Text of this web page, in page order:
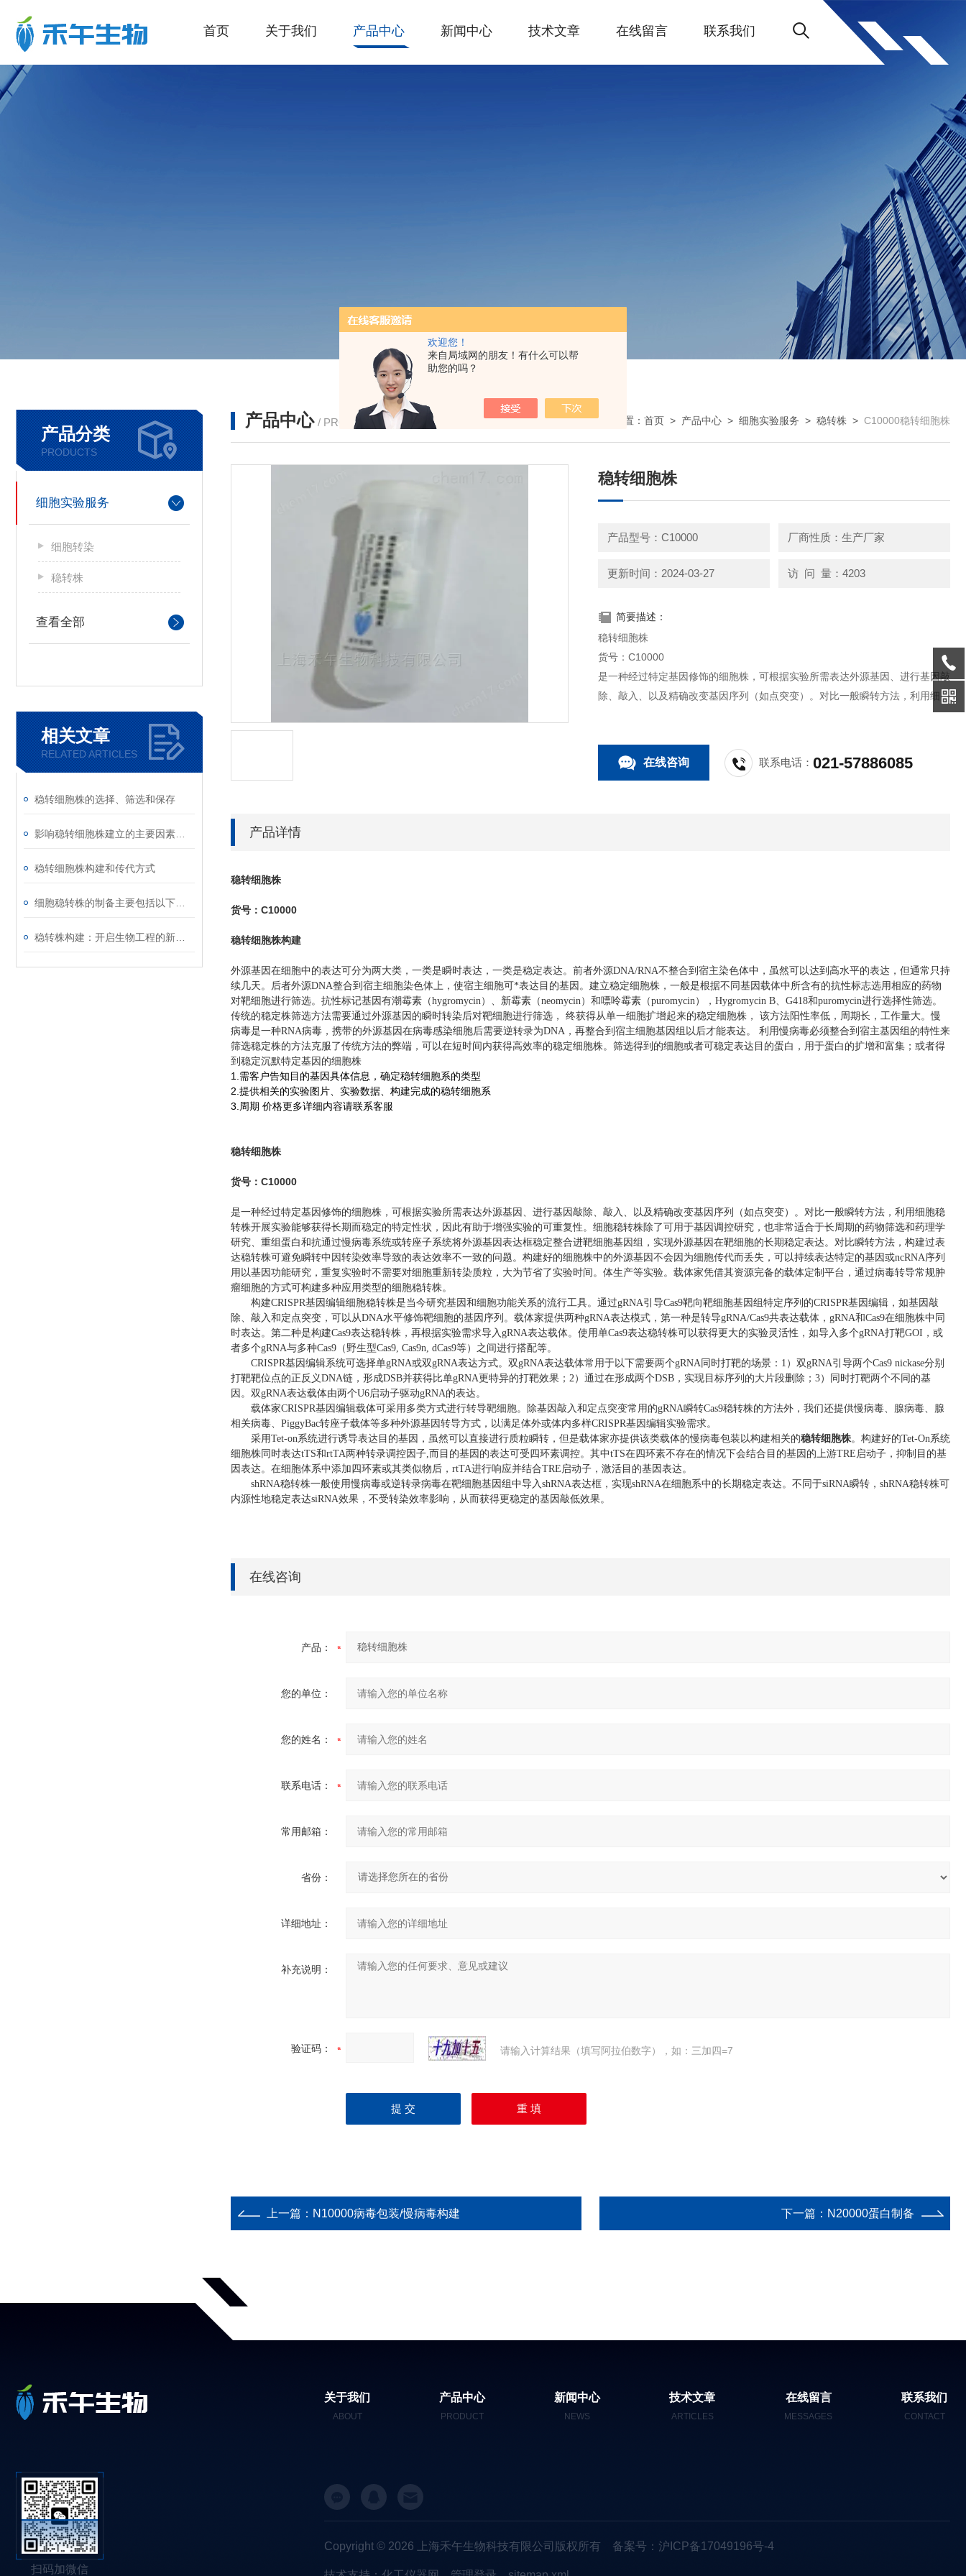
欢迎您！
来自局域网的朋友！有什么可以帮
助您的吗？
首页 关于我们 产品中心 新闻中心 技术文章 在线留言 联系我们
产品分类
PRODUCTS
细胞实验服务
细胞转染
稳转株
查看全部
相关文章
RELATED ARTICLES
稳转细胞株的选择、筛选和保存
稳转细胞株构建和传代方式
产品中心 / PRODUCTS 我的位置： 首页 > 产品中心 > 细胞实验服务 > 稳转株 > C10000稳转细胞株
稳转细胞株
产品型号：C10000 厂商性质：生产厂家
更新时间：2024-03-27 访 问 量：4203
简要描述：
稳转细胞株
货号：C10000
是一种经过特定基因修饰的细胞株，可根据实验所需表达外源基因、进行基因敲
除、敲入、以及精确改变基因序列（如点突变）。对比一般瞬转方法，利用细胞
稳转株开展实验能够获得长期而稳定的特定性状，因此有助于增强实验的可重复
在线咨询 联系电话：021-57886085
产品详情
稳转细胞株
货号：C10000
稳转细胞株构建
外源基因在细胞中的表达可分为两大类，一类是瞬时表达，一类是稳定表达。前者外源DNA/RNA不整合到宿主染色体中，虽然可以达到高水平的表达，但通常只持
续几天。后者外源DNA整合到宿主细胞染色体上，使宿主细胞可*表达目的基因。建立稳定细胞株，一般是根据不同基因载体中所含有的抗性标志选用相应的药物
对靶细胞进行筛选。抗性标记基因有潮霉素（hygromycin）、新霉素（neomycin）和嘌呤霉素（puromycin），Hygromycin B、G418和puromycin进行选择性筛选。
传统的稳定株筛选方法需要通过外源基因的瞬时转染后对靶细胞进行筛选， 终获得从单一细胞扩增起来的稳定细胞株， 该方法阳性率低，周期长，工作量大。慢
病毒是一种RNA病毒，携带的外源基因在病毒感染细胞后需要逆转录为DNA，再整合到宿主细胞基因组以后才能表达。 利用慢病毒必须整合到宿主基因组的特性来
筛选稳定株的方法克服了传统方法的弊端，可以在短时间内获得高效率的稳定细胞株。筛选得到的细胞或者可稳定表达目的蛋白，用于蛋白的扩增和富集；或者得
到稳定沉默特定基因的细胞株
1. 需客户告知目的基因具体信息，确定稳转细胞系的类型
2.提供相关的实验图片、实验数据、构建完成的稳转细胞系
3.周期 价格更多详细内容请联系客服
稳转细胞株
货号：C10000
是一种经过特定基因修饰的细胞株，可根据实验所需表达外源基因、进行基因敲除、敲入、以及精确改变基因序列（如点突变）。对比一般瞬转方法，利用细胞稳
转株开展实验能够获得长期而稳定的特定性状，因此有助于增强实验的可重复性。细胞稳转株除了可用于基因调控研究，也非常适合于长周期的药物筛选和药理学
研究、重组蛋白和抗通过慢病毒系统或转座子系统将外源基因表达框稳定整合进靶细胞基因组，实现外源基因在靶细胞的长期稳定表达。对比瞬转方法，构建过表
达稳转株可避免瞬转中因转染效率导致的表达效率不一致的问题。构建好的细胞株中的外源基因不会因为细胞传代而丢失，可以持续表达特定的基因或ncRNA序列
用以基因功能研究，重复实验时不需要对细胞重新转染质粒，大为节省了实验时间。体生产等实验。载体家凭借其资源完备的载体定制平台，通过病毒转导常规肿
瘤细胞的方式可构建多种应用类型的细胞稳转株。
构建CRISPR基因编辑细胞稳转株是当今研究基因和细胞功能关系的流行工具。通过gRNA引导Cas9靶向靶细胞基因组特定序列的CRISPR基因编辑，如基因敲
除、敲入和定点突变，可以从DNA水平修饰靶细胞的基因序列。载体家提供两种gRNA表达模式，第一种是转导gRNA/Cas9共表达载体，gRNA和Cas9在细胞株中同
时表达。第二种是构建Cas9表达稳转株，再根据实验需求导入gRNA表达载体。使用单Cas9表达稳转株可以获得更大的实验灵活性，如导入多个gRNA打靶GOI，或
者多个gRNA与多种Cas9（野生型Cas9, Cas9n, dCas9等）之间进行搭配等。
CRISPR基因编辑系统可选择单gRNA或双gRNA表达方式。双gRNA表达载体常用于以下需要两个gRNA同时打靶的场景：1）双gRNA引导两个Cas9 nickase分别
打靶靶位点的正反义DNA链，形成DSB并获得比单gRNA更特异的打靶效果；2）通过在形成两个DSB，实现目标序列的大片段删除；3）同时打靶两个不同的基
因。双gRNA表达载体由两个U6启动子驱动gRNA的表达。
载体家CRISPR基因编辑载体可采用多类方式进行转导靶细胞。除基因敲入和定点突变常用的gRNA瞬转Cas9稳转株的方法外，我们还提供慢病毒、腺病毒、腺
相关病毒、PiggyBac转座子载体等多种外源基因转导方式，以满足体外或体内多样CRISPR基因编辑实验需求。
采用Tet-on系统进行诱导表达目的基因，虽然可以直接进行质粒瞬转，但是载体家亦提供该类载体的慢病毒包装以构建相关的稳转细胞株。构建好的Tet-On系统
细胞株同时表达tTS和rtTA两种转录调控因子,而目的基因的表达可受四环素调控。其中tTS在四环素不存在的情况下会结合目的基因的上游TRE启动子，抑制目的基
因表达。在细胞体系中添加四环素或其类似物后，rtTA进行响应并结合TRE启动子，激活目的基因表达。
shRNA稳转株一般使用慢病毒或逆转录病毒在靶细胞基因组中导入shRNA表达框，实现shRNA在细胞系中的长期稳定表达。不同于siRNA瞬转，shRNA稳转株可
内源性地稳定表达siRNA效果，不受转染效率影响，从而获得更稳定的基因敲低效果。
在线咨询
产品：
您的单位：
您的姓名：
联系电话：
常用邮箱：
省份：
详细地址：
补充说明：
验证码： 请输入计算结果（填写阿拉伯数字），如：三加四=7
上一篇： N10000病毒包装/慢病毒构建 下一篇： N20000蛋白制备
扫码加微信
关于我们
ABOUT
产品中心
PRODUCT
新闻中心
NEWS
技术文章
ARTICLES
在线留言
MESSAGES
联系我们
CONTACT
Copyright © 2026 上海禾午生物科技有限公司版权所有 备案号：沪ICP备17049196号-4